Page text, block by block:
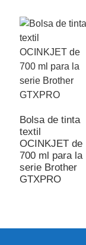
Bolsa de tinta
textil
OCINKJET de
700 ml para la
serie Brother
GTXPRO